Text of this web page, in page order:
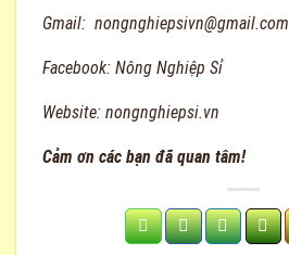
Gmail: nongnghiepsivn@gmail.com
Facebook: Nông Nghiệp Sỉ
Website: nongnghiepsi.vn
Cảm ơn các bạn đã quan tâm!